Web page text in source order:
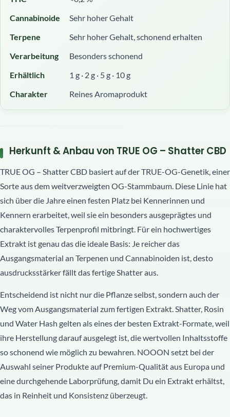
Cannabinoide
Sehr hoher Gehalt
Terpene
Sehr hoher Gehalt, schonend erhalten
Verarbeitung
Besonders schonend
Erhältlich
1 g · 2 g · 5 g · 10 g
Charakter
Reines Aromaprodukt
Herkunft & Anbau von TRUE OG – Shatter CBD
TRUE OG – Shatter CBD basiert auf der TRUE-OG-Genetik, einer
Sorte aus dem weitverzweigten OG-Stammbaum. Diese Linie hat
sich über die Jahre einen festen Platz bei Kennerinnen und
Kennern erarbeitet, weil sie ein besonders ausgeprägtes und
charaktervolles Terpenprofil mitbringt. Für ein hochwertiges
Extrakt ist genau das die ideale Basis: Je reicher das
Ausgangsmaterial an Terpenen und Cannabinoiden ist, desto
ausdrucksstärker fällt das fertige Shatter aus.
Entscheidend ist nicht nur die Pflanze selbst, sondern auch der
Weg vom Ausgangsmaterial zum fertigen Extrakt. Shatter, Rosin
und Water Hash gelten als eines der besten Extrakt-Formate, weil
ihre Herstellung darauf ausgelegt ist, die wertvollen Inhaltsstoffe
so schonend wie möglich zu bewahren. NOOON setzt bei der
Auswahl seiner Produkte auf Premium-Qualität aus Europa und
eine durchgehende Laborprüfung, damit Du ein Extrakt erhältst,
das in Reinheit und Konsistenz überzeugt.